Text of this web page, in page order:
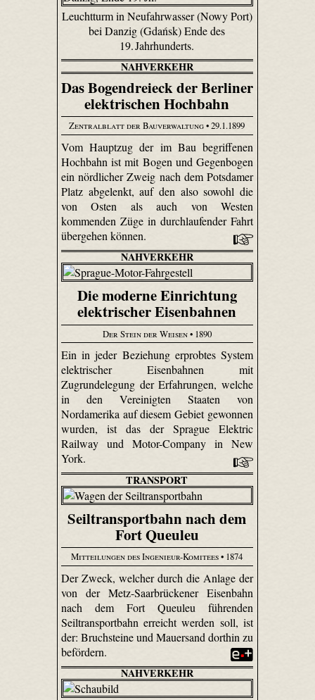
Leuchtturm in Neufahrwasser (Nowy Port)
bei Danzig (Gdańsk) Ende des
19. Jahrhunderts.
NAHVERKEHR
Das Bogendreieck der Berliner
elektrischen Hochbahn
Zentralblatt der Bauverwaltung• 29.1.1899
Vom Hauptzug der im Bau begriffenen
Hochbahn ist mit Bogen und Gegenbogen
ein nördlicher Zweig nach dem Potsdamer
Platz abgelenkt, auf den also sowohl die
von Osten als auch von Westen
kommenden Züge in durchlaufender Fahrt
übergehen können.
NAHVERKEHR
Die moderne Einrichtung
elektrischer Eisenbahnen
Der Stein der Weisen• 1890
Ein in jeder Beziehung erprobtes System
elektrischer Eisenbahnen mit
Zugrundelegung der Erfahrungen, welche
in den Vereinigten Staaten von
Nordamerika auf diesem Gebiet gewonnen
wurden, ist das der Sprague Elektric
Railway und Motor-Company in New
York.
TRANSPORT
Seiltransportbahn nach dem
Fort Queuleu
Mitteilungen des Ingenieur-Komitees• 1874
Der Zweck, welcher durch die Anlage der
von der Metz-Saar­brücke­ner Eisenbahn
nach dem Fort Queuleu führenden
Seiltransportbahn erreicht werden soll, ist
der: Bruchsteine und Mauersand dorthin zu
befördern.
NAHVERKEHR